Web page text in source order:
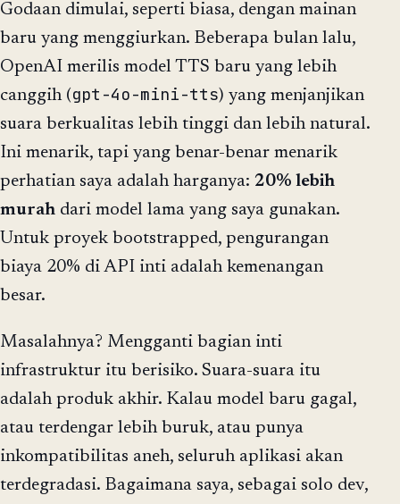
Godaan dimulai, seperti biasa, dengan mainan
baru yang menggiurkan. Beberapa bulan lalu,
OpenAI merilis model TTS baru yang lebih
canggih (gpt-4o-mini-tts) yang menjanjikan
suara berkualitas lebih tinggi dan lebih natural.
Ini menarik, tapi yang benar-benar menarik
perhatian saya adalah harganya: 20% lebih
murah dari model lama yang saya gunakan.
Untuk proyek bootstrapped, pengurangan
biaya 20% di API inti adalah kemenangan
besar.
Masalahnya? Mengganti bagian inti
infrastruktur itu berisiko. Suara-suara itu
adalah produk akhir. Kalau model baru gagal,
atau terdengar lebih buruk, atau punya
inkompatibilitas aneh, seluruh aplikasi akan
terdegradasi. Bagaimana saya, sebagai solo dev,